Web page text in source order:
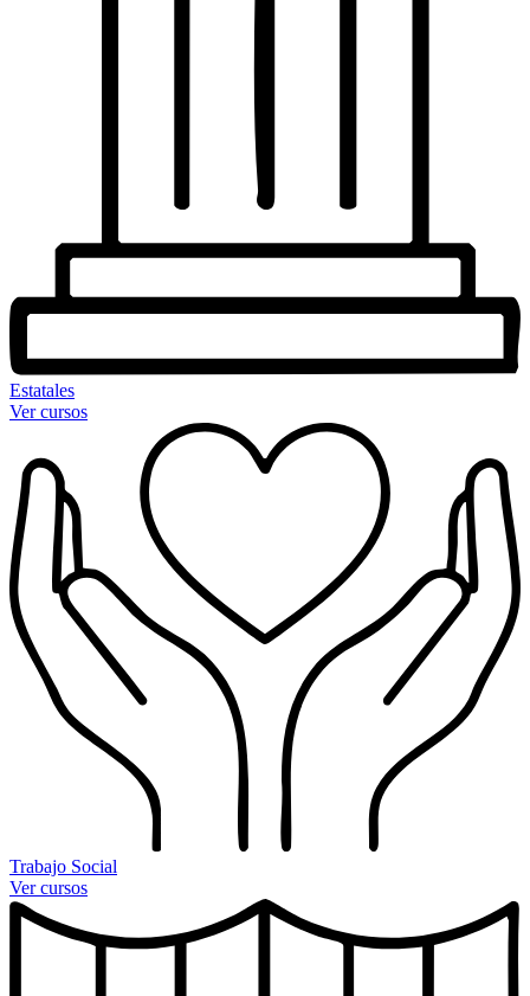
Estatales
Ver cursos
Trabajo Social
Ver cursos